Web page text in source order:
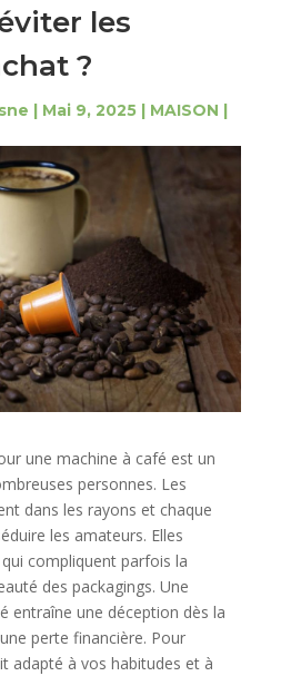
les
?
| Mai 9, 2025| MAISON |
une machine à café est un
personnes. Les
dans les rayons et chaque
les amateurs. Elles
compliquent parfois la
des packagings. Une
entraîne une déception dès la
perte financière. Pour
adapté à vos habitudes et à